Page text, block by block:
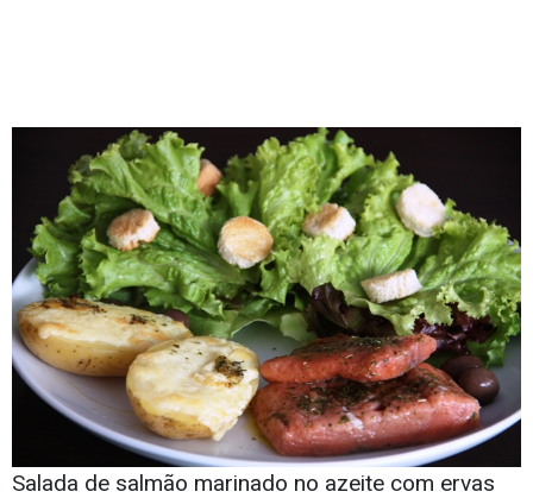
Salada de salmão marinado no azeite com ervas